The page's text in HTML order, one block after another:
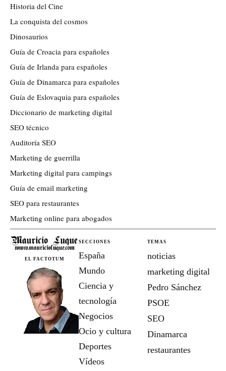
Historia del Cine
La conquista del cosmos
Dinosaurios
Guía de Croacia para españoles
Guía de Irlanda para españoles
Guía de Dinamarca para españoles
Guía de Eslovaquia para españoles
Diccionario de marketing digital
SEO técnico
Auditoría SEO
Marketing de guerrilla
Marketing digital para campings
Guía de email marketing
SEO para restaurantes
Marketing online para abogados
EL FACTOTUM
SECCIONES
España
Mundo
Ciencia y
tecnología
Negocios
Ocio y cultura
Deportes
Vídeos
TEMAS
noticias
marketing digital
Pedro Sánchez
PSOE
SEO
Dinamarca
restaurantes